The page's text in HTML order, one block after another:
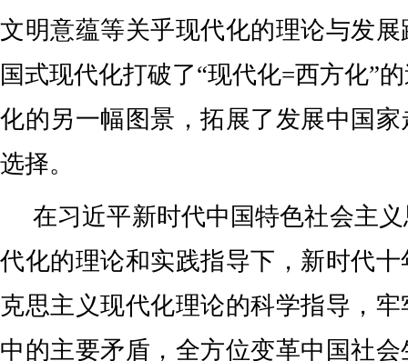
文明意蕴等关乎现代化的理论与发
国式现代化打破了“现代化=西方化”
化的另一幅图景，拓展了发展中国
选择。
在习近平新时代中国特色社会主
代化的理论和实践指导下，新时代
克思主义现代化理论的科学指导，
中的主要矛盾，全方位变革中国社